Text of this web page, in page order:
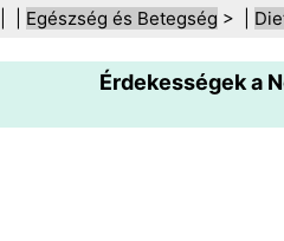
Fogegészség Diéta És
Egészségügyi
Közegészségügy És Biztonság
Egészség és Betegség > |
Érdekességek a